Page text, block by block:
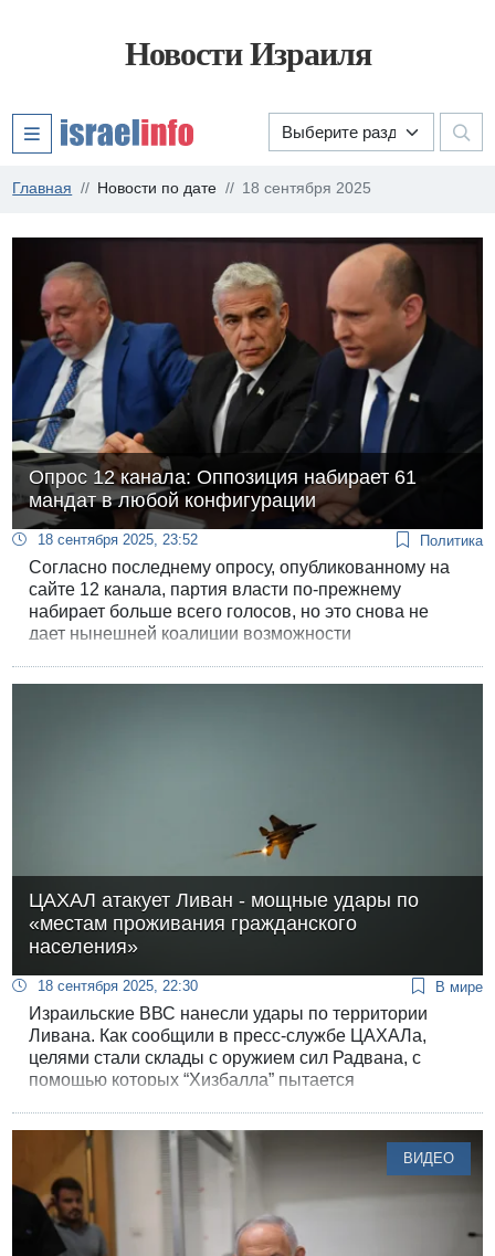
Новости Израиля
Главная Новости по дате 18 сентября 2025
Опрос 12 канала: Оппозиция набирает 61
мандат в любой конфигурации
18 сентября 2025, 23:52 Политика
Согласно последнему опросу, опубликованному на
сайте 12 канала, партия власти по-прежнему
набирает больше всего голосов, но это снова не
дает нынешней коалиции возможности
ЦАХАЛ атакует Ливан - мощные удары по
«местам проживания гражданского
населения»
18 сентября 2025, 22:30 В мире
Израильские ВВС нанесли удары по территории
Ливана. Как сообщили в пресс-службе ЦАХАЛа,
целями стали склады с оружием сил Радвана, с
помощью которых “Хизбалла” пытается
ВИДЕО